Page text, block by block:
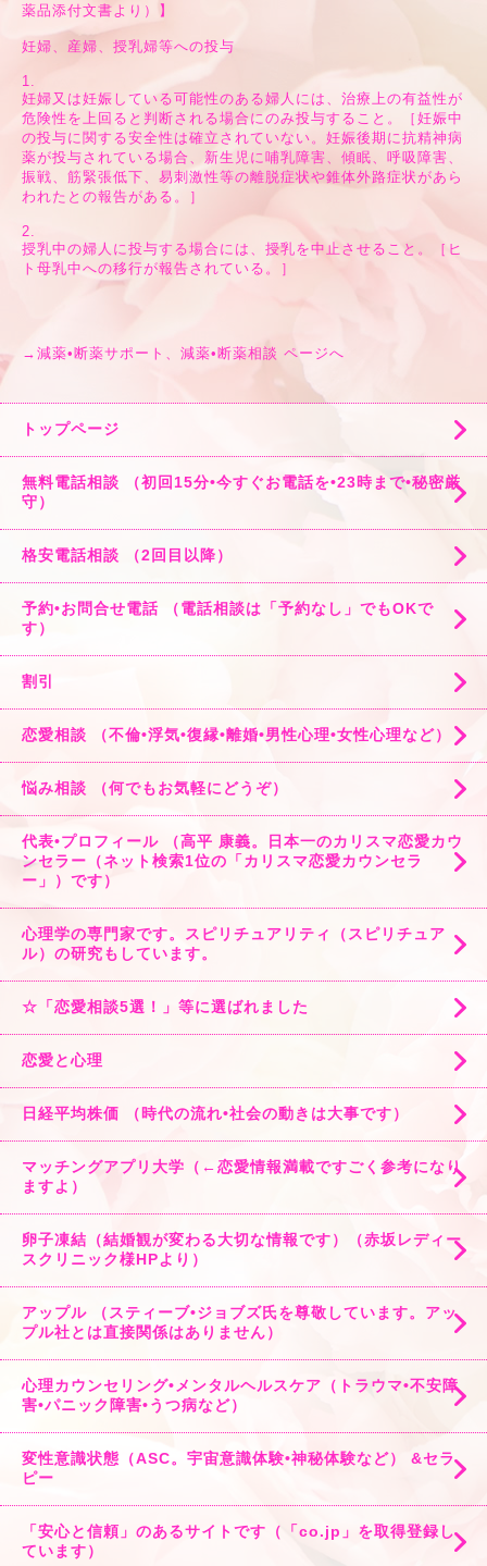
薬品添付文書より）】
妊婦、産婦、授乳婦等への投与
1.
妊婦又は妊娠している可能性のある婦人には、治療上の有益性が
危険性を上回ると判断される場合にのみ投与すること。［妊娠中
の投与に関する安全性は確立されていない。妊娠後期に抗精神病
薬が投与されている場合、新生児に哺乳障害、傾眠、呼吸障害、
振戦、筋緊張低下、易刺激性等の離脱症状や錐体外路症状があら
われたとの報告がある。］
2.
授乳中の婦人に投与する場合には、授乳を中止させること。［ヒ
ト母乳中への移行が報告されている。］
→ 減薬•断薬サポート、減薬•断薬相談 ページへ
トップページ
無料電話相談 （初回15分•今すぐお電話を•23時まで•秘密厳
守）
格安電話相談 （2回目以降）
予約•お問合せ電話 （電話相談は「予約なし」でもOKで
す）
割引
恋愛相談 （不倫•浮気•復縁•離婚•男性心理•女性心理など）
悩み相談 （何でもお気軽にどうぞ）
代表•プロフィール （高平 康義。日本一のカリスマ恋愛カウ
ンセラー（ネット検索1位の「カリスマ恋愛カウンセラ
ー」）です）
心理学の専門家です。スピリチュアリティ（スピリチュア
ル）の研究もしています。
☆「恋愛相談5選！」等に選ばれました
恋愛と心理
日経平均株価 （時代の流れ•社会の動きは大事です）
マッチングアプリ大学（←恋愛情報満載ですごく参考になり
ますよ）
卵子凍結（結婚観が変わる大切な情報です）（赤坂レディー
スクリニック様HPより）
アップル （スティーブ•ジョブズ氏を尊敬しています。アッ
プル社とは直接関係はありません）
心理カウンセリング•メンタルヘルスケア（トラウマ•不安障
害•パニック障害•うつ病など）
変性意識状態（ASC。宇宙意識体験•神秘体験など） &セラ
ピー
「安心と信頼」のあるサイトです（「co.jp」を取得登録し
ています）